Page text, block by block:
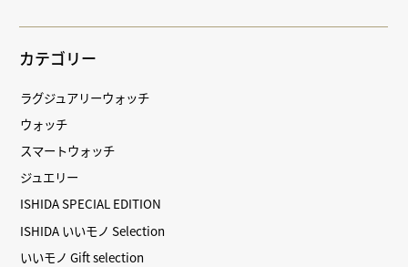
カテゴリー
ラグジュアリーウォッチ
ウォッチ
スマートウォッチ
ジュエリー
ISHIDA SPECIAL EDITION
ISHIDA いいモノ Selection
いいモノ Gift selection